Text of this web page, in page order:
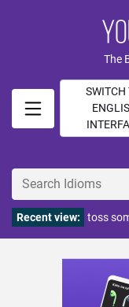
The
SWITCH
Recent view: toss